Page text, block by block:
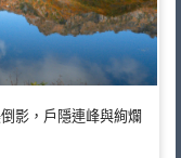
影，戶隱連峰與絢爛